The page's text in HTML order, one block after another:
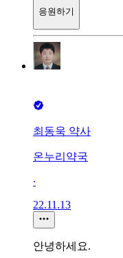
응원하기
최동욱 약사
온누리약국
∙
22.11.13
안녕하세요.